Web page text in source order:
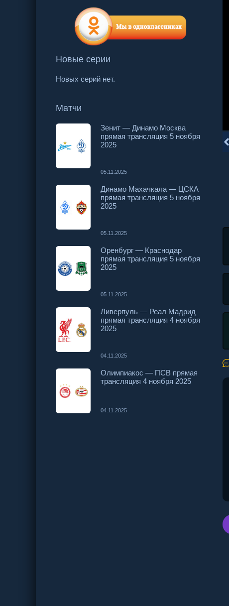
Новые серии
Новых серий нет.
Матчи
Зенит — Динамо Москва
прямая трансляция 5 ноября
2025
05.11.2025
Динамо Махачкала — ЦСКА
прямая трансляция 5 ноября
2025
05.11.2025
Оренбург — Краснодар
прямая трансляция 5 ноября
2025
05.11.2025
Ливерпуль — Реал Мадрид
прямая трансляция 4 ноября
2025
04.11.2025
Олимпиакос — ПСВ прямая
трансляция 4 ноября 2025
04.11.2025
10 серия